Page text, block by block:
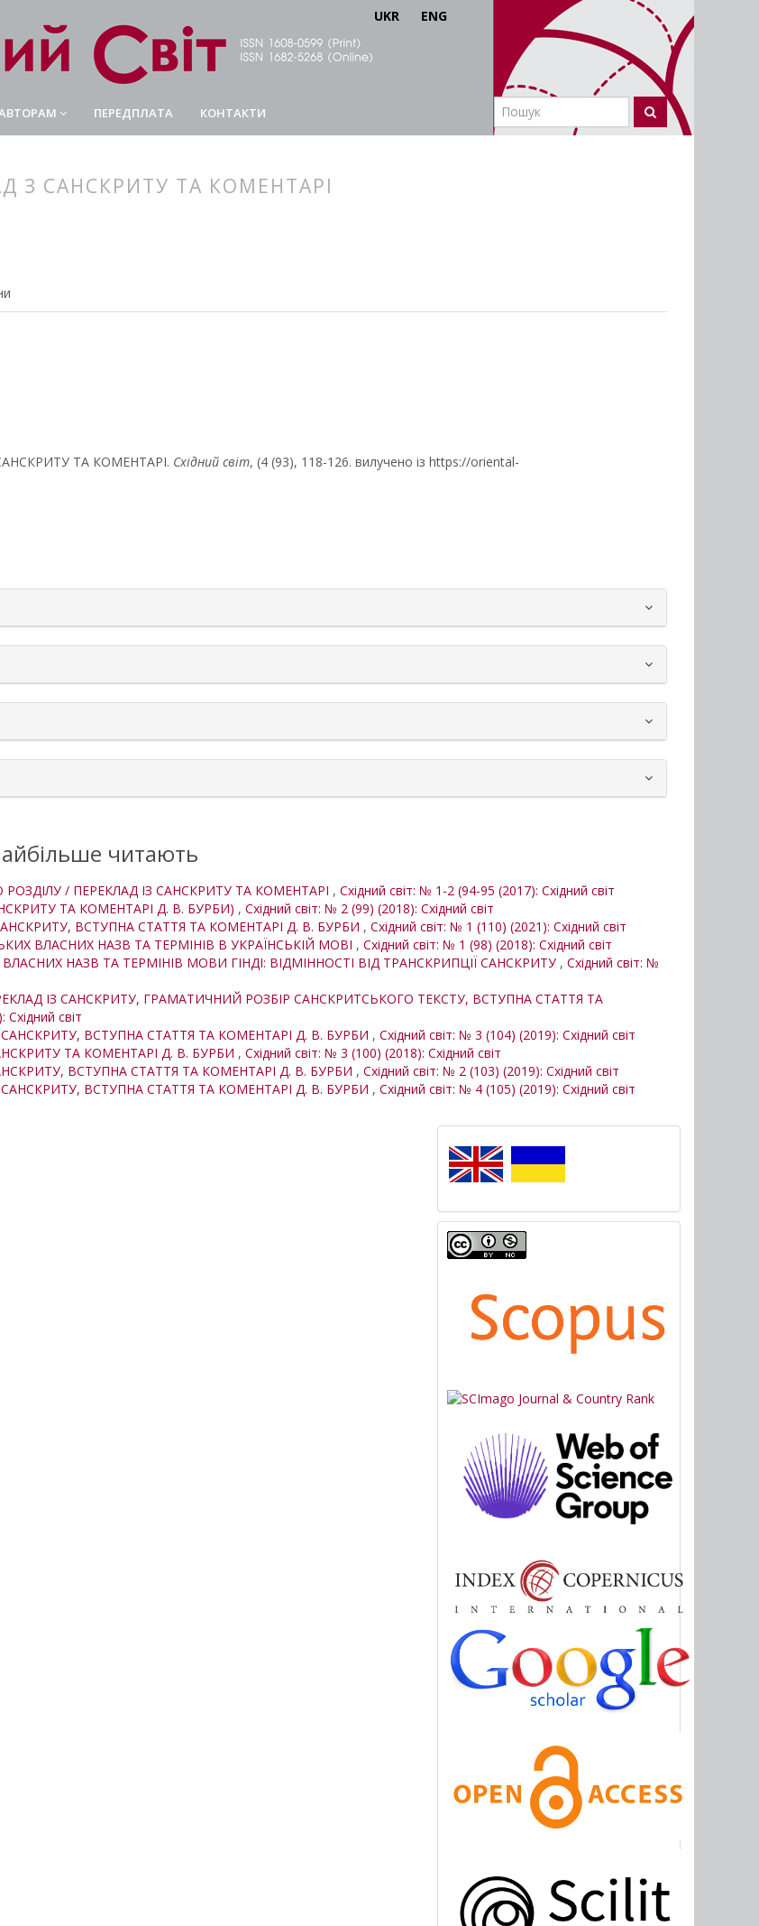
UKR ENG
ПЕРЕДПЛАТА КОНТАКТИ
З САНСКРИТУ ТА КОМЕНТАРІ
ТА КОМЕНТАРІ. Східний світ, (4 (93), 118-126. вилучено із https://oriental-
читають
/ ПЕРЕКЛАД ІЗ САНСКРИТУ ТА КОМЕНТАРІ , Східний світ: № 1-2 (94-95 (2017): Східний світ
ТА КОМЕНТАРІ Д. В. БУРБИ) , Східний світ: № 2 (99) (2018): Східний світ
ВСТУПНА СТАТТЯ ТА КОМЕНТАРІ Д. В. БУРБИ , Східний світ: № 1 (110) (2021): Східний світ
ВЛАСНИХ НАЗВ ТА ТЕРМІНІВ В УКРАЇНСЬКІЙ МОВІ , Східний світ: № 1 (98) (2018): Східний світ
НАЗВ ТА ТЕРМІНІВ МОВИ ГІНДІ: ВІДМІННОСТІ ВІД ТРАНСКРИПЦІЇ САНСКРИТУ , Східний світ: №
ІЗ САНСКРИТУ, ГРАМАТИЧНИЙ РОЗБІР САНСКРИТСЬКОГО ТЕКСТУ, ВСТУПНА СТАТТЯ ТА
світ
САНСКРИТУ, ВСТУПНА СТАТТЯ ТА КОМЕНТАРІ Д. В. БУРБИ , Східний світ: № 3 (104) (2019): Східний світ
ТА КОМЕНТАРІ Д. В. БУРБИ , Східний світ: № 3 (100) (2018): Східний світ
ВСТУПНА СТАТТЯ ТА КОМЕНТАРІ Д. В. БУРБИ , Східний світ: № 2 (103) (2019): Східний світ
САНСКРИТУ, ВСТУПНА СТАТТЯ ТА КОМЕНТАРІ Д. В. БУРБИ , Східний світ: № 4 (105) (2019): Східний світ